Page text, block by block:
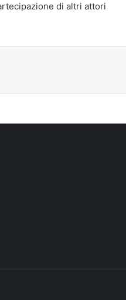
di altri attori